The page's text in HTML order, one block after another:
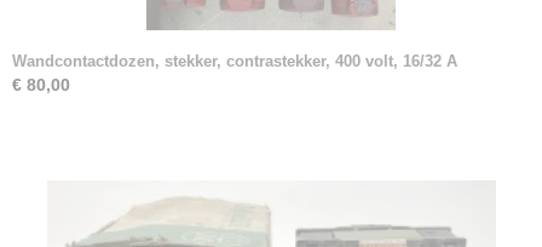
Wandcontactdozen, stekker, contrastekker, 400 volt, 16/32 A
€ 80,00